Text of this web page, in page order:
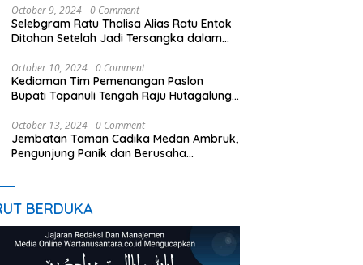
October 9, 2024 0 Comment
Selebgram Ratu Thalisa Alias Ratu Entok
Ditahan Setelah Jadi Tersangka dalam
October 10, 2024 0 Comment
Kediaman Tim Pemenangan Paslon
Bupati Tapanuli Tengah Raju Hutagalung
October 13, 2024 0 Comment
Jembatan Taman Cadika Medan Ambruk,
Pengunjung Panik dan Berusaha
BERDUKA